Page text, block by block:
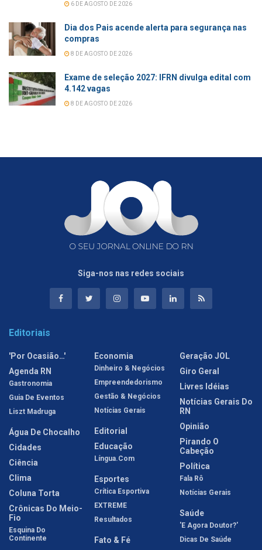
6 DE AGOSTO DE 2026
Dia dos Pais acende alerta para segurança nas
compras
8 DE AGOSTO DE 2026
Exame de seleção 2027: IFRN divulga edital com
4.142 vagas
8 DE AGOSTO DE 2026
Siga-nos nas redes sociais
Editoriais
'Por Ocasião…'
Agenda RN
Gastronomia
Guia De Eventos
Liszt Madruga
Água De Chocalho
Cidades
Ciência
Clima
Coluna Torta
Crônicas Do Meio-
Fio
Esquina Do
Continente
Economia
Dinheiro & Negócios
Empreendedorismo
Gestão & Negócios
Notícias Gerais
Editorial
Educação
Língua.com
Esportes
Crítica Esportiva
EXTREME
Resultados
Fato & Fé
Geração JOL
Giro Geral
Livres Idéias
Notícias Gerais Do
RN
Opinião
Pirando O
Cabeção
Política
Fala Rô
Notícias Gerais
Saúde
'E Agora Doutor?'
Dicas De Saúde